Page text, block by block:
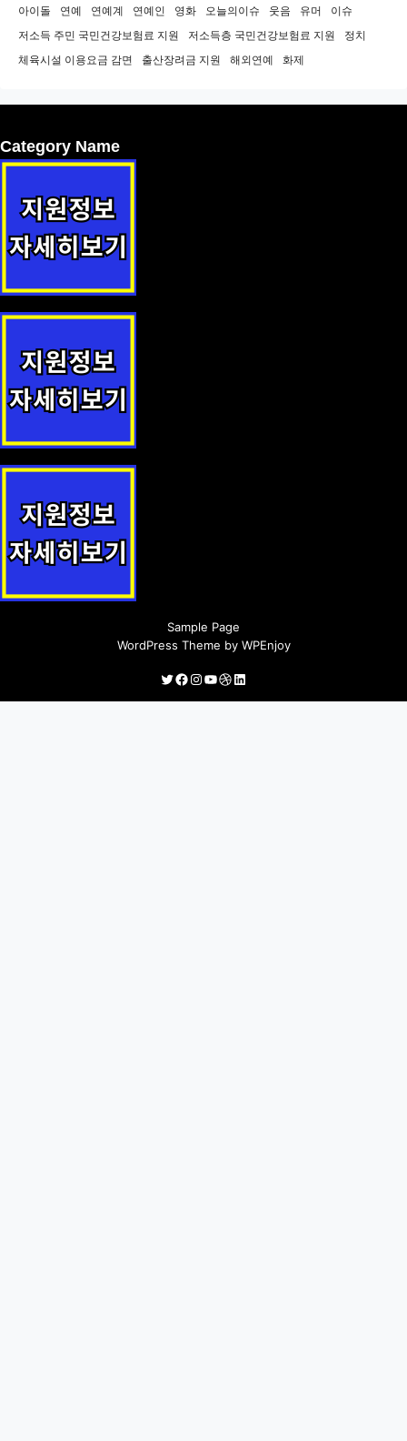
아이돌
연예 연예계 연예인 영화 오늘의이슈 웃음 유머
이슈
저소득 주민 국민건강보험료 지원
저소득층 국민건강보험료 지원
정치
체육시설 이용요금 감면
출산장려금 지원 해외연예 화제
Category Name
Sample Page
WordPress Theme by WPEnjoy
Twitter
Facebook
Instagram
YouTube
Dribbble
LinkedIn